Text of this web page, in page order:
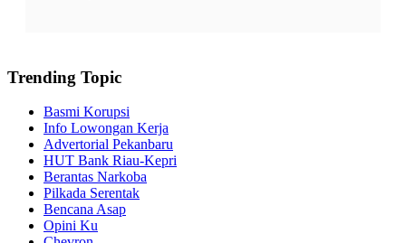
Trending Topic
Basmi Korupsi
Info Lowongan Kerja
Advertorial Pekanbaru
HUT Bank Riau-Kepri
Berantas Narkoba
Pilkada Serentak
Bencana Asap
Opini Ku